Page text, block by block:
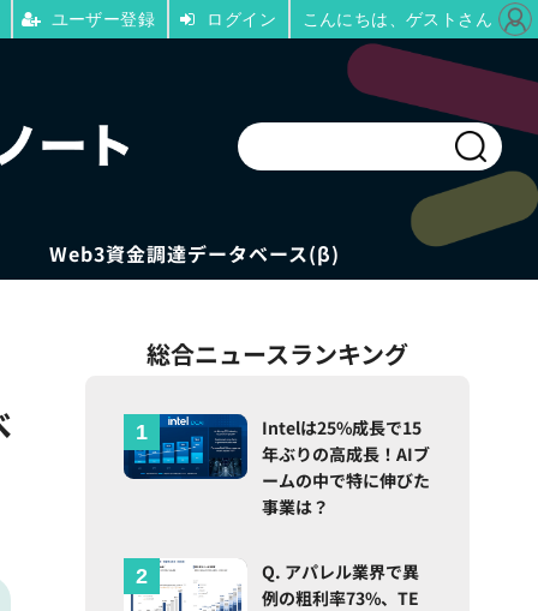
Web3資金調達データベース(β)
総合ニュースランキング
Intelは25%成長で15
年ぶりの高成長！AIブ
ームの中で特に伸びた
事業は？
Q. アパレル業界で異
例の粗利率73%、TE
ユーザー登録 ログイン こんにちは、ゲストさん